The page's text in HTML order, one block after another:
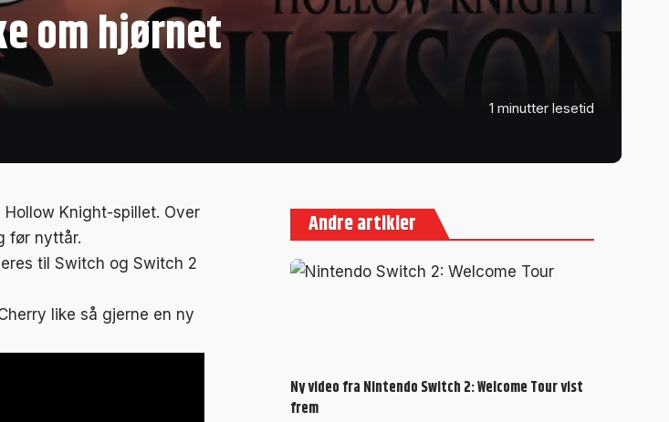
om hjørnet
1 minutter lesetid
Knight-spillet. Over
før nyttår.
til Switch og Switch 2
like så gjerne en ny
Andre artikler
Ny video fra Nintendo Switch 2: Welcome Tour vist
frem